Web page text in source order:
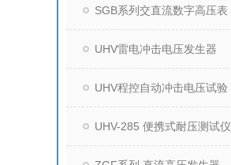
SGB系列交直流数字高压表
UHV雷电冲击电压发生器
UHV程控自动冲击电压试验
UHV-285 便携式耐压测试仪